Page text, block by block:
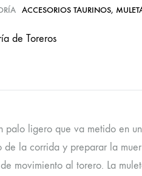
de Toreros
ACCESORIOS TAURINOS,
palo ligero que va metido en
la corrida y preparar la
movimiento al torero. La